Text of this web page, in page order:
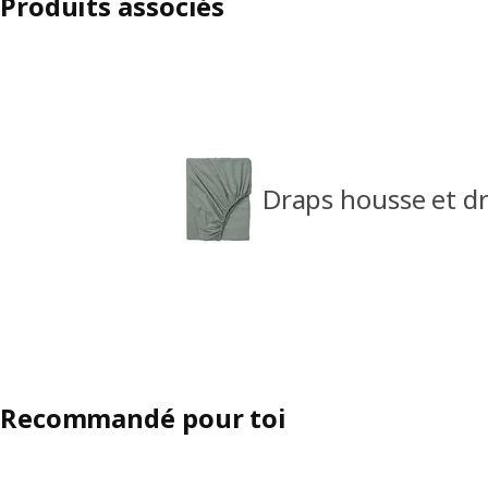
Draps housse et
Recommandé pour toi